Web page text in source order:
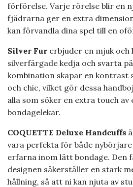
förförelse. Varje rörelse blir en
fjädrarna ger en extra
kan förvandla dina spel till en
Silver Fur erbjuder en mjuk och
silverfärgade kedja och svarta
kombination skapar en kontrast
och chic, vilket gör dessa
alla som söker en extra touch av
bondagelekar.
COQUETTE Deluxe Handcuffs
vara perfekta för både
erfarna inom lätt bondage. Den
designen säkerställer en stark
hållning, så att ni kan njuta av